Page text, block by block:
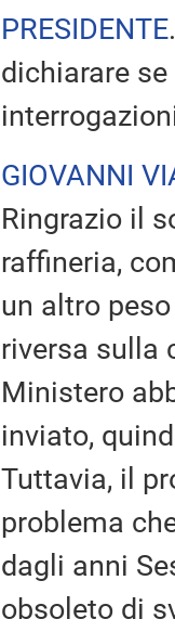
PRESIDENTE
dichiarare
GIOVANNI
Ringrazio il
raffineria,
un altro
riversa sulla
Ministero
inviato,
Tuttavia, il
problema
dagli anni
obsoleto di